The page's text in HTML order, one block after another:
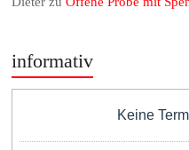
informativ